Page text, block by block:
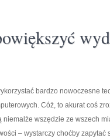
bardzo nowoczesne
Cóż, to akurat coś
niemalże wszędzie ze wszech
– wystarczy choćby